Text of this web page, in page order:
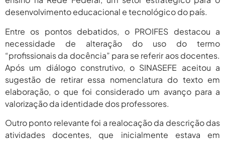
2026
APUB...
2026
MEC Autoriza 937 Novos Cargos Em
Institutos Federais...
desenvolvimento educacional e tecnológico do país.
Entre os pontos debatidos, o PROIFES destacou a
necessidade de alteração do uso do termo
“profissionais da docência” para se referir aos docentes.
Após um diálogo construtivo, o SINASEFE aceitou a
sugestão de retirar essa nomenclatura do texto em
elaboração, o que foi considerado um avanço para a
valorização da identidade dos professores.
Outro ponto relevante foi a realocação da descrição das
atividades docentes, que inicialmente estava em